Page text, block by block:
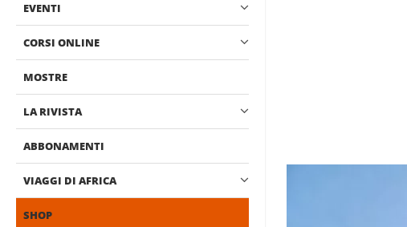
EVENTI
CORSI ONLINE
MOSTRE
LA RIVISTA
ABBONAMENTI
VIAGGI DI AFRICA
SHOP